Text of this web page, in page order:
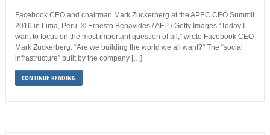
Facebook CEO and chairman Mark Zuckerberg at the APEC CEO Summit
2016 in Lima, Peru. © Ernesto Benavides / AFP / Getty Images “Today I
want to focus on the most important question of all,” wrote Facebook CEO
Mark Zuckerberg. “Are we building the world we all want?” The “social
infrastructure” built by the company […]
CONTINUE READING